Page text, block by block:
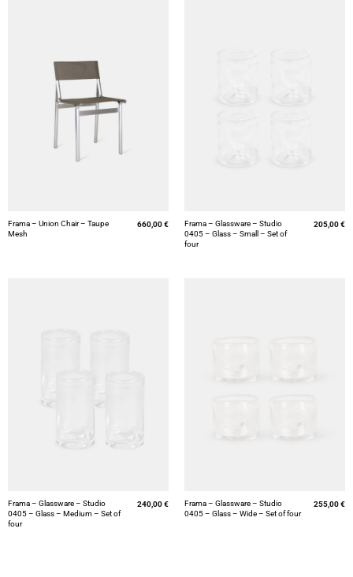
Frama – Union Chair – Taupe
Mesh
660,00€
Frama – Glassware – Studio
0405 – Glass – Small – Set of
four
205,00€
Frama – Glassware – Studio
0405 – Glass – Medium – Set of
four
240,00€
Frama – Glassware – Studio
0405 – Glass – Wide – Set of four
255,00€